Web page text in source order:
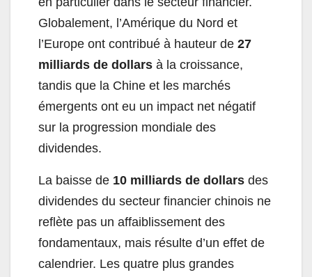
Globalement, l’Amérique du Nord et
l’Europe ont contribué à hauteur de 27
milliards de dollars à la croissance,
tandis que la Chine et les marchés
émergents ont eu un impact net négatif
sur la progression mondiale des
dividendes.
La baisse de 10 milliards de dollars des
dividendes du secteur financier chinois ne
reflète pas un affaiblissement des
fondamentaux, mais résulte d’un effet de
calendrier. Les quatre plus grandes